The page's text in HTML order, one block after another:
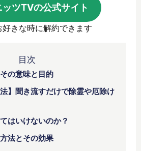
ッツTVの公式サイト
好きな時に解約できます
目次
の意味と目的
法】聞き流すだけで除霊や厄除け
はいけないのか？
法とその効果